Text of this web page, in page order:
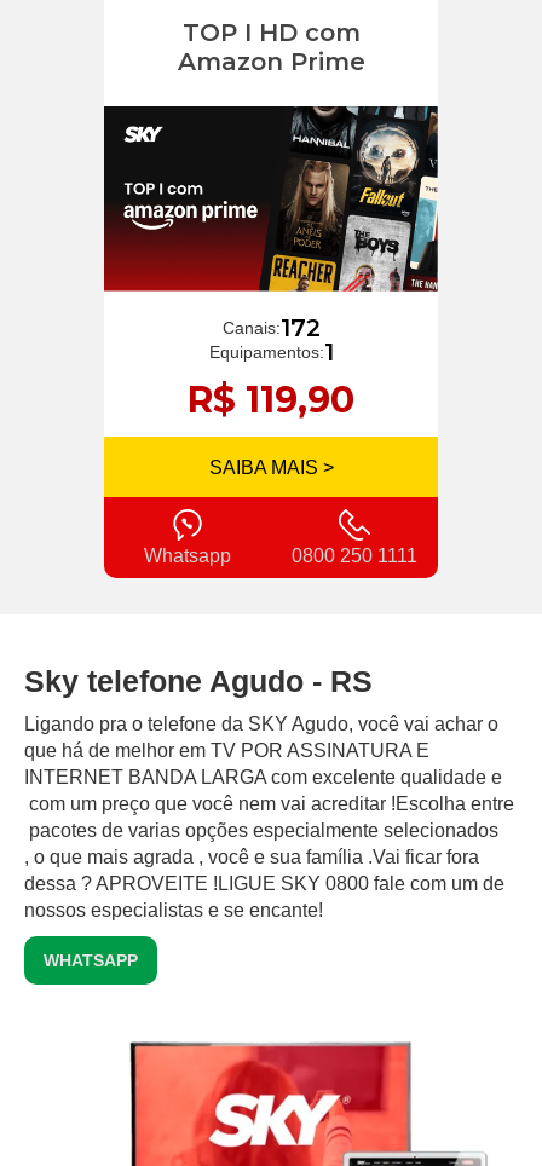
TOP I HD com
Amazon Prime
Canais:172
Equipamentos:1
R$ 119,90
SAIBA MAIS >
Whatsapp 0800 250 1111
Sky telefone Agudo - RS
Ligando pra o telefone da SKY Agudo, você vai achar o
que há de melhor em TV POR ASSINATURA E
INTERNET BANDA LARGA com excelente qualidade e
com um preço que você nem vai acreditar !Escolha entre
pacotes de varias opções especialmente selecionados
, o que mais agrada , você e sua família .Vai ficar fora
dessa ? APROVEITE !LIGUE SKY 0800 fale com um de
nossos especialistas e se encante!
WHATSAPP